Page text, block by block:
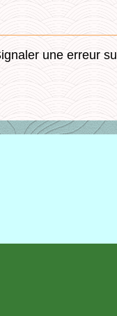
une erreur